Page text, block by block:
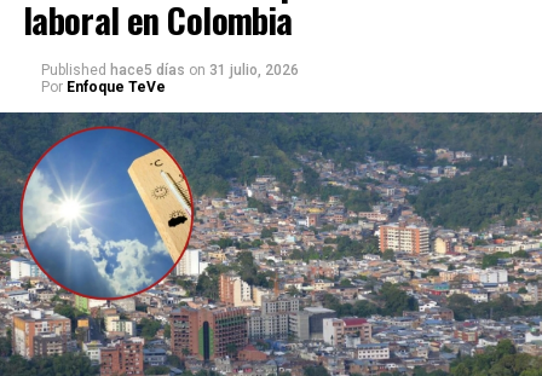
laboral en Colombia
Published hace5 días on 31 julio, 2026
Por Enfoque TeVe